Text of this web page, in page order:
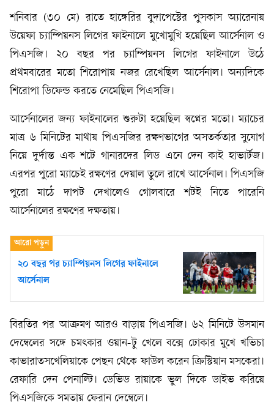
শনিবার (৩০ মে) রাতে হাঙ্গেরির বুদাপেস্টের পুসকাস অ্যারেনায়
উয়েফা চ্যাম্পিয়নস লিগের ফাইনালে মুখোমুখি হয়েছিল আর্সেনাল ও
পিএসজি। ২০ বছর পর চ্যাম্পিয়নস লিগের ফাইনালে উঠে
প্রথমবারের মতো শিরোপায় নজর রেখেছিল আর্সেনাল। অন্যদিকে
শিরোপা ডিফেন্ড করতে নেমেছিল পিএসজি।
আর্সেনালের জন্য ফাইনালের শুরুটা হয়েছিল স্বপ্নের মতো। ম্যাচের
মাত্র ৬ মিনিটের মাথায় পিএসজির রক্ষণভাগের অসতর্কতার সুযোগ
নিয়ে দুর্দান্ত এক শটে গানারদের লিড এনে দেন কাই হাভার্টজ।
এরপর পুরো ম্যাচেই রক্ষণের দেয়াল তুলে রাখে আর্সেনাল। পিএসজি
পুরো মাঠে দাপট দেখালেও গোলবারে শটই নিতে পারেনি
আর্সেনালের রক্ষণের দক্ষতায়।
২০ বছর পর চ্যাম্পিয়নস লিগের ফাইনালে
আর্সেনাল
বিরতির পর আক্রমণ আরও বাড়ায় পিএসজি। ৬২ মিনিটে উসমান
দেম্বেলের সঙ্গে চমৎকার ওয়ান-টু খেলে বক্সে ঢোকার মুখে খভিচা
কাভারাতসখেলিয়াকে পেছন থেকে ফাউল করেন ক্রিস্টিয়ান মসকেরা।
রেফারি দেন পেনাল্টি। ডেভিড রায়াকে ভুল দিকে ডাইভ করিয়ে
পিএসজিকে সমতায় ফেরান দেম্বেলে।